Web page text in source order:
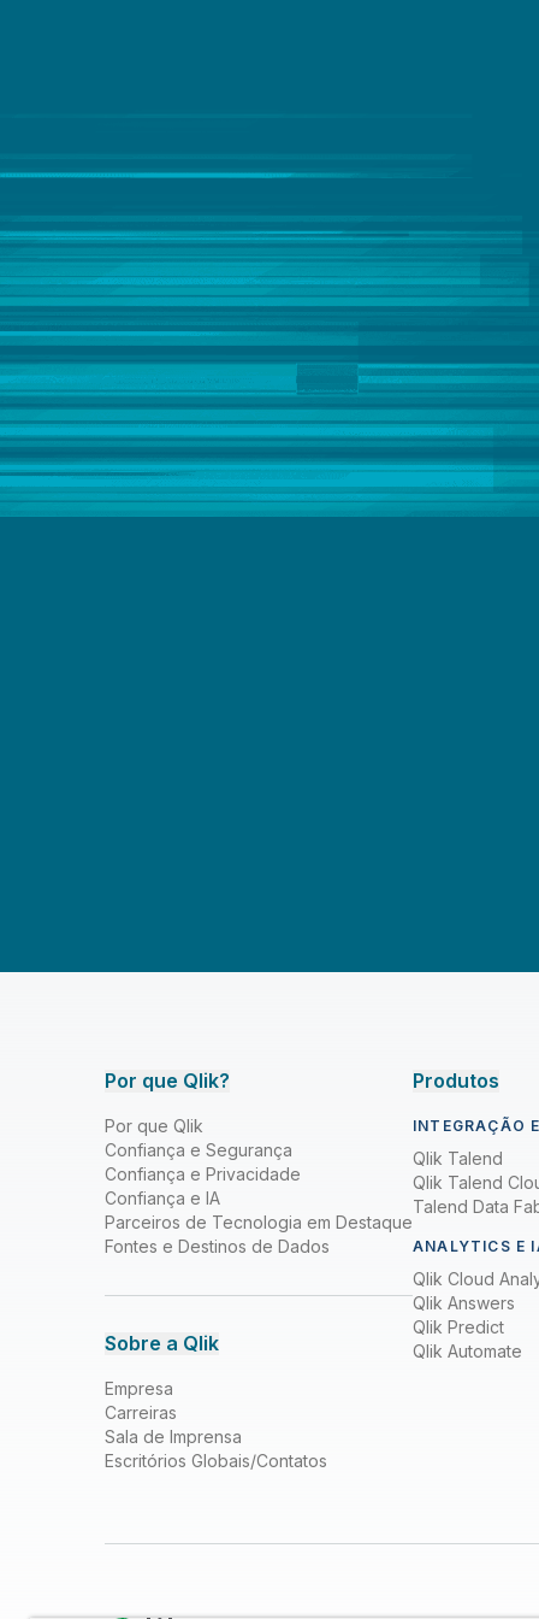
Por que Qlik?
Por que Qlik
Confiança e Segurança
Confiança e Privacidade
Confiança e IA
Parceiros de Tecnologia em Destaque
Fontes e Destinos de Dados
Sobre a Qlik
Empresa
Carreiras
Sala de Imprensa
Escritórios Globais/Contatos
Produtos
INTEGRAÇÃO
Qlik Talend
Qlik Talend
Talend Data
ANALYTICS E
Qlik Cloud
Qlik Answers
Qlik Predict
Qlik Automate